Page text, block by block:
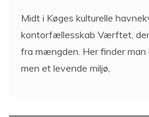
Midt i Køges kulturelle
kontorfællesskab Værftet, der
fra mængden. Her finder man
men et levende miljø,